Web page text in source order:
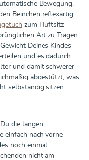
Bewegung.
Beinchen reflexartig
zum Hüftsitz
Art zu Tragen
Deines Kindes
und es dadurch
und damit schwerer
abgestützt, was
selbständig sitzen
die langen
einfach nach vorne
noch einmal
nicht am